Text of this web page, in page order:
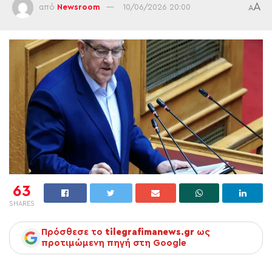
από Newsroom 10/06/2026 20:00 AA
63
SHARES
Πρόσθεσε το tilegrafimanews.gr ως
προτιμώμενη πηγή στη Google